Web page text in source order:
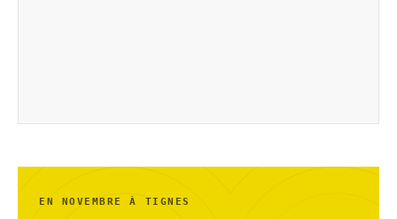
EN NOVEMBRE À TIGNES